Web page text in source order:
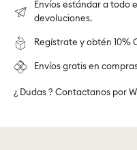
Envíos estándar a todo
devoluciones.
Regístrate y obtén 10%
Envíos gratis en
¿ Dudas ? Contactanos por